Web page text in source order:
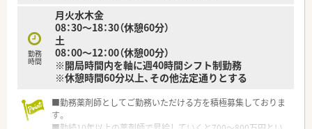
勤務
時間
月火水木金
08：30～18：30（休憩60分）
土
08：00～12：00（休憩00分）
※開局時間内を軸に週40時間シフト制勤務
※休憩時間60分以上、その他法定通りとする
■勤務薬剤師としてご勤務いただける方を積極募集しておりま
す。